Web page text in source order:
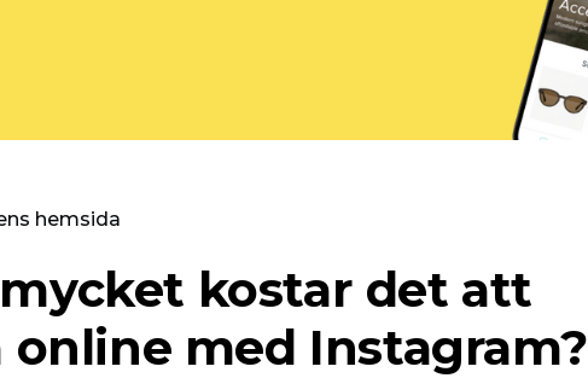
hemsida
kostar det att
online med Instagram?